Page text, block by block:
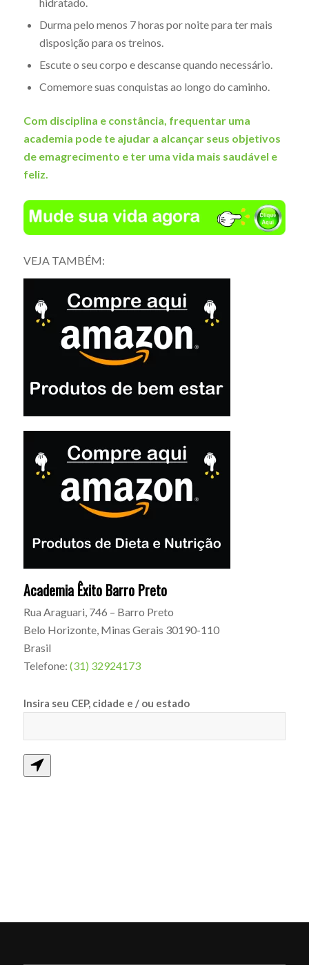
Durma pelo menos 7 horas por noite para ter mais
disposição para os treinos.
Escute o seu corpo e descanse quando necessário.
Comemore suas conquistas ao longo do caminho.
Com disciplina e constância, frequentar uma
academia pode te ajudar a alcançar seus objetivos
de emagrecimento e ter uma vida mais saudável e
feliz.
VEJA TAMBÉM:
Academia Êxito Barro Preto
Rua Araguari, 746 – Barro Preto
Belo Horizonte, Minas Gerais 30190-110
Brasil
Telefone: (31) 32924173
Insira seu CEP, cidade e / ou estado